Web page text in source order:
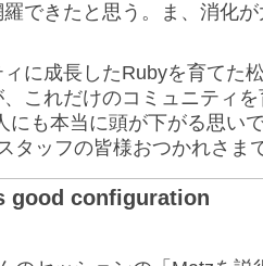
できたと思う。ま、消化
に成長したRubyを育てた
これだけのコミュニティ
にも本当に頭が下がる思い
タッフの皆様おつかれさま
good configuration